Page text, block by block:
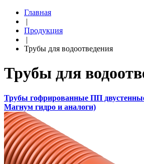
Главная
|
Продукция
|
Трубы для водоотведения
Трубы для
Трубы гофрированные ПП
Магнум гидро и аналоги)